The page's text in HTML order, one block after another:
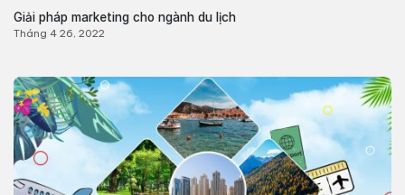
Giải pháp marketing cho ngành du lịch
Tháng 4 26, 2022